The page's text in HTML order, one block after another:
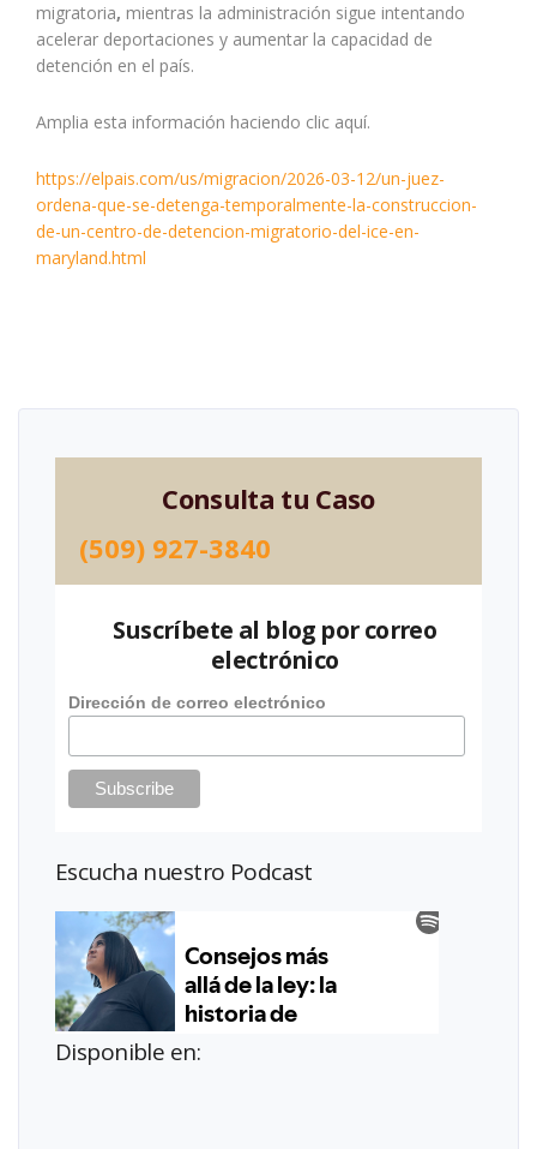
migratoria, mientras la administración sigue intentando
acelerar deportaciones y aumentar la capacidad de
detención en el país.
Amplia esta información haciendo clic aquí.
https://elpais.com/us/migracion/2026-03-12/un-juez-
ordena-que-se-detenga-temporalmente-la-construccion-
de-un-centro-de-detencion-migratorio-del-ice-en-
maryland.html
Consulta tu Caso
(509) 927-3840
Suscríbete al blog por correo
electrónico
Dirección de correo electrónico
Escucha nuestro Podcast
Disponible en: